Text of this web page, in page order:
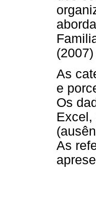
As
e
Os
Excel,
As